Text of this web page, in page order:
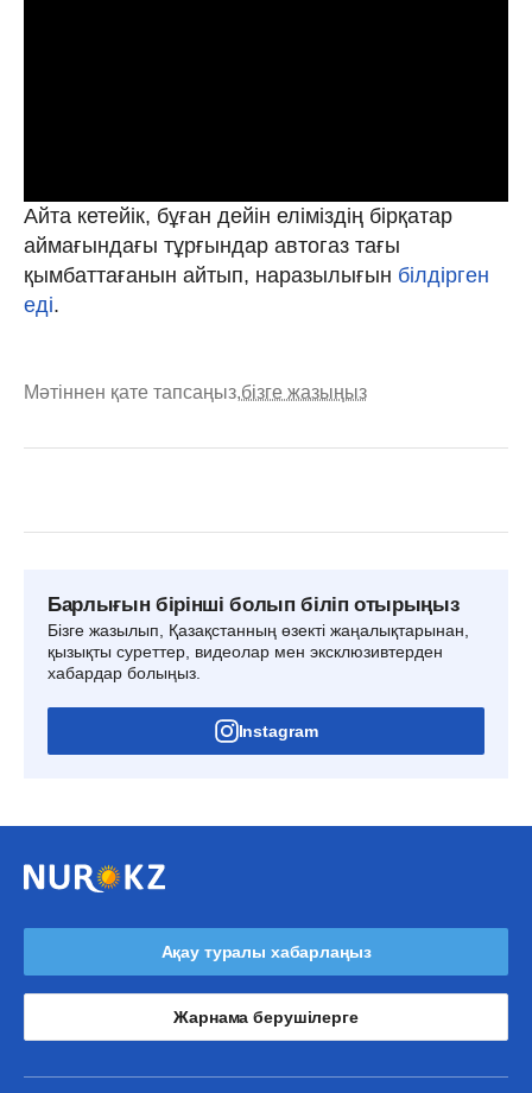
Айта кетейік, бұған дейін еліміздің бірқатар
аймағындағы тұрғындар автогаз тағы
қымбаттағанын айтып, наразылығын білдірген
еді.
Мәтіннен қате тапсаңыз,бізге жазыңыз
Барлығын бірінші болып біліп отырыңыз
Бізге жазылып, Қазақстанның өзекті жаңалықтарынан,
қызықты суреттер, видеолар мен эксклюзивтерден
хабардар болыңыз.
Instagram
Ақау туралы хабарлаңыз
Жарнама берушілерге